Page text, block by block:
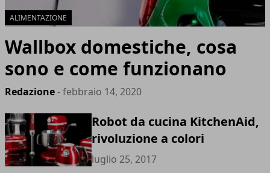
ALIMENTAZIONE
Wallbox domestiche, cosa
sono e come funzionano
Redazione- febbraio 14, 2020
Robot da cucina KitchenAid,
rivoluzione a colori
luglio 25, 2017